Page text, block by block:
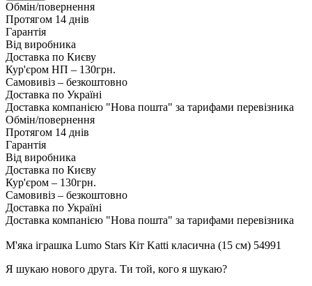
Обмін/повернення
Протягом 14 днів
Гарантія
Від виробника
Доставка по Києву
Кур'єром НП – 130грн.
Самовивіз – безкоштовно
Доставка по Україні
Доставка компанією "Нова пошта" за тарифами перевізника
Обмін/повернення
Протягом 14 днів
Гарантія
Від виробника
Доставка по Києву
Кур'єром – 130грн.
Самовивіз – безкоштовно
Доставка по Україні
Доставка компанією "Нова пошта" за тарифами перевізника
М'яка іграшка Lumo Stars Кіт Katti класична (15 см) 54991
Я шукаю нового друга. Ти той, кого я шукаю?